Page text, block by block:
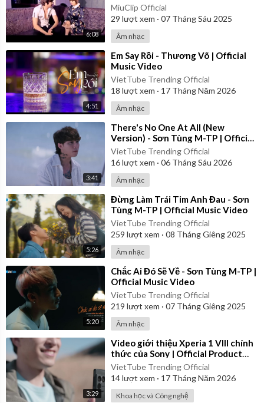
6:08
MiuClip Official
29 lượt xem · 07 Tháng Sáu 2025
Âm nhạc
4:51
⁣Em Say Rồi - Thương Võ | Official
Music Video
VietTube Trending Official
18 lượt xem · 17 Tháng Năm 2026
Âm nhạc
3:41
⁣There's No One At All (New
Version) - Sơn Tùng M-TP | Official
Music Video
VietTube Trending Official
16lượt xem · 06 Tháng Sáu 2026
Âm nhạc
5:26
⁣Đừng Làm Trái Tim Anh Đau - Sơn
Tùng M-TP | Official Music Video
VietTube Trending Official
259 lượt xem · 08 Tháng Giêng 2025
Âm nhạc
5:20
⁣Chắc Ai Đó Sẽ Về - Sơn Tùng M-TP |
Official Music Video
VietTube Trending Official
219 lượt xem · 07 Tháng Giêng 2025
Âm nhạc
3:29
⁣Video giới thiệu Xperia 1 VIII chính
thức của Sony | Official Product
Video
VietTube Trending Official
14lượt xem · 17 Tháng Năm 2026
Khoa học và Công nghệ